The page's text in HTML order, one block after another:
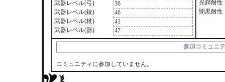
武器レベル(弓)
36
武器レベル(銃)
46
武器レベル(杖)
41
武器レベル(器)
47
光輝耐性
闇黒耐性
参加コミュニ
コミュニティに参加していません。